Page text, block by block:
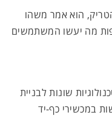
הוא אמר משהו
מה יעשו המשתמשים
שונות לבניית
במכשירי כף-יד